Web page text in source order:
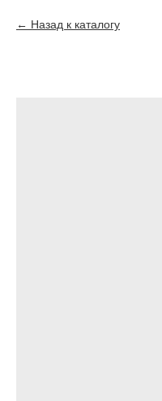
Назад к каталогу